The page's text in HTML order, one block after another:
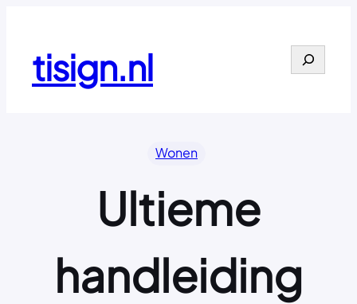
tisign.nl Search
Wonen
Ultieme
handleiding